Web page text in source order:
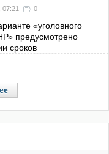
07:21 0
«уголовного
предусмотрено
сроков